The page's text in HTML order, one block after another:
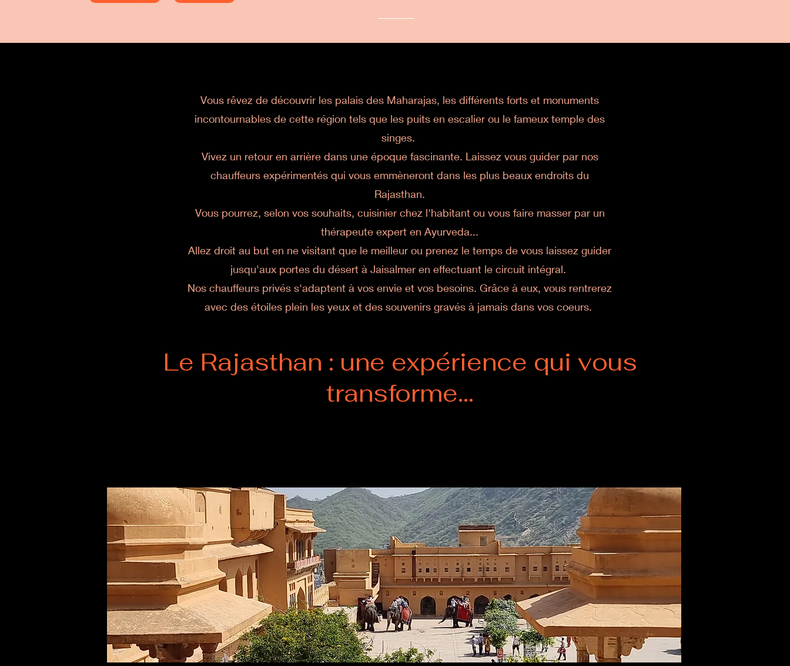
Vous rêvez de découvrir les palais des Maharajas, les différents forts et monuments
incontournables de cette région tels que les puits en escalier ou le fameux temple des
singes.
Vivez un retour en arrière dans une époque fascinante. Laissez vous guider par nos
chauffeurs expérimentés qui vous emmèneront dans les plus beaux endroits du
Rajasthan.
Vous pourrez, selon vos souhaits, cuisinier chez l'habitant ou vous faire masser par un
thérapeute expert en Ayurveda...
Allez droit au but en ne visitant que le meilleur ou prenez le temps de vous laissez guider
jusqu'aux portes du désert à Jaisalmer en effectuant le circuit intégral.
Nos chauffeurs privés s'adaptent à vos envie et vos besoins. Grâce à eux, vous rentrerez
avec des étoiles plein les yeux et des souvenirs gravés à jamais dans vos coeurs.
Le Rajasthan : une expérience qui vous
transforme...
Circuits
Tour Overview
Destinations Covered: Delhi - Agra - Jaipur - Kishangarh -
Pushkar - Udaipur - Ranakpur - Jodhpur - Delhi
Duration: 09 Nights / 10 Days
Day 01: Arrival at Delhi
Day 02: Delhi Sightseeing.
Day 03: Delhi to Agra